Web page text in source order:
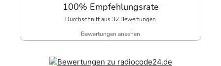
100% Empfehlungsrate
Durchschnitt aus 32 Bewertungen
Bewertungen ansehen